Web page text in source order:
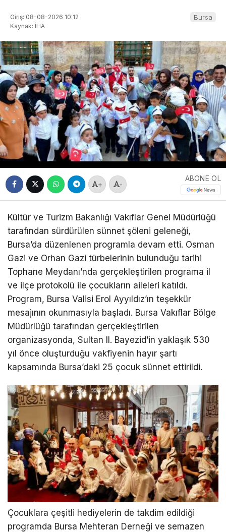
Giriş: 08-08-2026 10:12
Kaynak: İHA
Bursa
+ -
ABONE OL
Kültür ve Turizm Bakanlığı Vakıflar Genel Müdürlüğü
tarafından sürdürülen sünnet şöleni geleneği,
Bursa’da düzenlenen programla devam etti. Osman
Gazi ve Orhan Gazi türbelerinin bulunduğu tarihi
Tophane Meydanı’nda gerçekleştirilen programa il
ve ilçe protokolü ile çocukların aileleri katıldı.
Program, Bursa Valisi Erol Ayyıldız’ın teşekkür
mesajının okunmasıyla başladı. Bursa Vakıflar Bölge
Müdürlüğü tarafından gerçekleştirilen
organizasyonda, Sultan II. Bayezid’in yaklaşık 530
yıl önce oluşturduğu vakfiyenin hayır şartı
kapsamında Bursa’daki 25 çocuk sünnet ettirildi.
Çocuklara çeşitli hediyelerin de takdim edildiği
programda Bursa Mehteran Derneği ve semazen